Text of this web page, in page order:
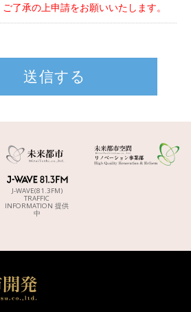
ご了承の上申請をお願いいたします。
J-WAVE(81.3FM)
TRAFFIC
INFORMATION 提供
中